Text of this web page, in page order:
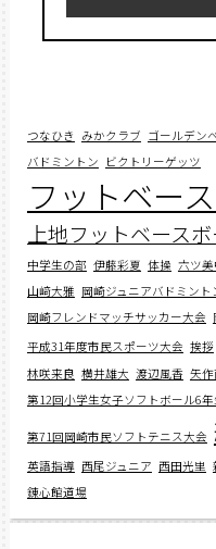
つなひき みかクラブ ゴールデン
バドミントン ビクトリーゲッツ
フットベー
上地フットベース
中学生の部 伊藤彩夏 体操 六ツ
山﨑大雅 岡崎ジュニアバドミント
岡崎フレンドマッチサッカー大会
平成31年度市民スポーツ大会 挨拶
林咲来良 横井雄大 渡辺風香 矢
第12回小学生女子ソフトボール6
第71回岡崎市民ソフトテニス大会
英語指導 西尾ジュニア 西田光里
錬心館道場